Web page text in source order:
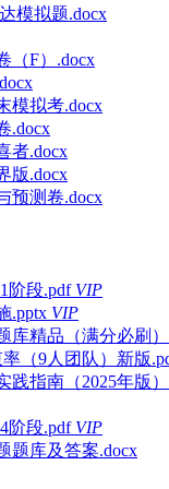
模拟题.docx
（F）.docx
模拟考.docx
.docx
者.docx
版.docx
预测卷.docx
阶段.pdf VIP
.pptx VIP
库精品（满分必刷
（9人团队）新版
践指南（2025年版
阶段.pdf VIP
题库及答案.docx